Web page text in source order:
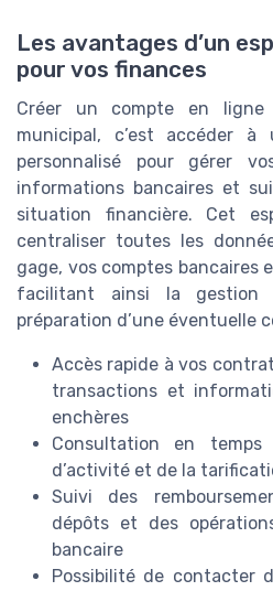
Les avantages d’un
pour vos finances
Créer un compte en
municipal, c’est accéder
personnalisé pour gérer
informations bancaires et
situation financière. Cet
centraliser toutes les
gage, vos comptes bancaires
facilitant ainsi la
préparation d’une éventuelle
Accès rapide à vos
transactions et
enchères
Consultation en
d’activité et de la
Suivi des
dépôts et des
bancaire
Possibilité de contacter